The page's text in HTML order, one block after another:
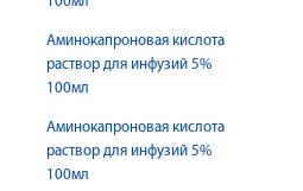
Аминокапроновая кислота
раствор для инфузий 5%
100мл
Аминокапроновая кислота
раствор для инфузий 5%
100мл